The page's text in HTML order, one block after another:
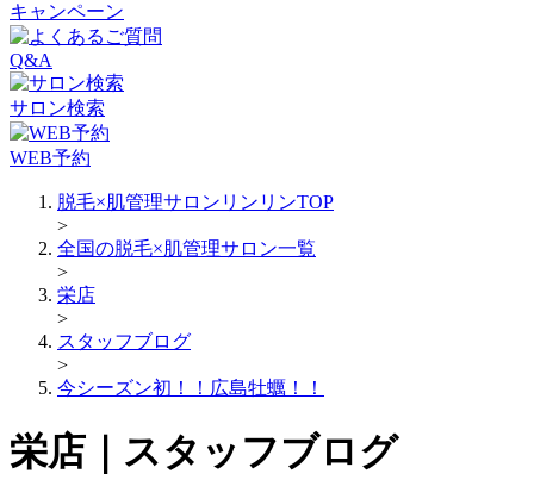
キャンペーン
Q&A
サロン検索
WEB予約
脱毛×肌管理サロンリンリンTOP
>
全国の脱毛×肌管理サロン一覧
>
栄店
>
スタッフブログ
>
今シーズン初！！広島牡蠣！！
栄店｜スタッフブログ